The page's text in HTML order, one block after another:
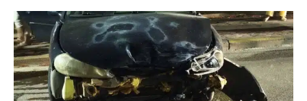
Σαμοθράκη: Συνελήφθη 27χρονος Βούλγαρος – Εντοπίστηκαν
κάνναβη και ψυχοτρόπα μανιτάρια στην κατοχή του (εικόνα)
ΑΣΤΥΝΟΜΙΑ 5 Αυγούστου 2026 23:43
Ρέθυμνο: Φωτιά που ξεκίνησε από σταθμευμένο όχημα
κατέστρεψε τρία αυτοκίνητα – Εξετάζεται βραχυκύκλωμα